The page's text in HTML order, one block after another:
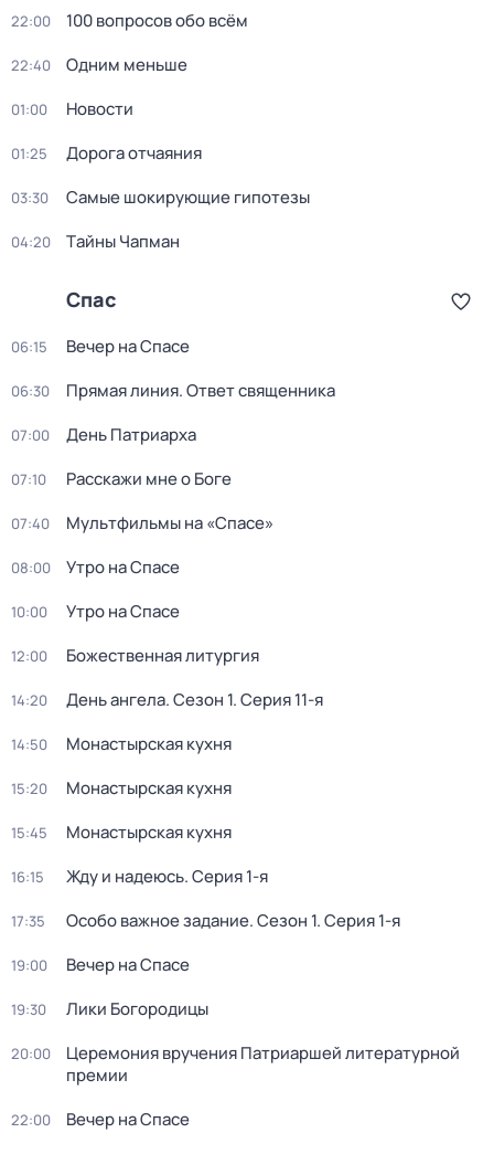
22:00 100 вопросов обо всём
22:40 Одним меньше
01:00 Новости
01:25 Дорога отчаяния
03:30 Самые шoкиpующие гипотезы
04:20 Тaйны Чапман
Спас
06:15 Вечер на Спасе
06:30 Прямая линия. Ответ священника
07:00 День Патриарха
07:10 Расскажи мне о Боге
07:40 Мультфильмы на «Спасе»
08:00 Утро на Спасе
10:00 Утро на Спасе
12:00 Божественнaя литyргия
14:20 День ангела. Сезон 1. Серия 11-я
14:50 Монастырская кухня
15:20 Монастырская кухня
15:45 Монастырская кухня
16:15 Жду и нaдeюсь. Серия 1-я
17:35 Особо важное задание. Сезон 1. Серия 1-я
19:00 Вечер на Спасе
19:30 Лики Богородицы
20:00
Церемония вручения Патриаршей литературной
премии
22:00
Вечер на Спасе